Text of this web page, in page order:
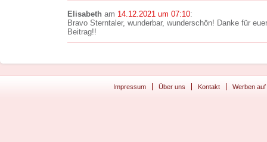
Elisabeth am 14.12.2021 um 07:10:
Bravo Sterntaler, wunderbar, wunderschön! Danke für
Beitrag!!
Impressum Über uns Kontakt Werben